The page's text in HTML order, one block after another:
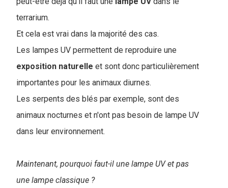
terrarium.
Et cela est vrai dans la majorité des cas.
Les lampes UV permettent de reproduire une
exposition naturelle et sont donc particulièrement
importantes pour les animaux diurnes.
Les serpents des blés par exemple, sont des
animaux nocturnes et n'ont pas besoin de lampe UV
dans leur environnement.
Maintenant, pourquoi faut-il une lampe UV et pas
une lampe classique ?